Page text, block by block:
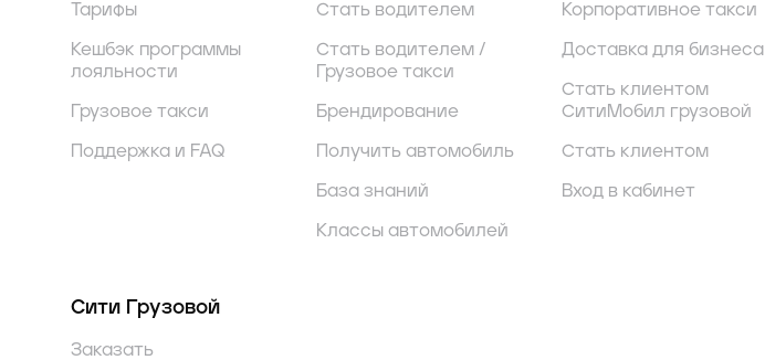
Тарифы
Кешбэк программы
лояльности
Грузовое такси
Поддержка и FAQ
Стать водителем
Стать водителем /
Грузовое такси
Брендирование
Получить автомобиль
База знаний
Классы автомобилей
Корпоративное такси
Доставка для бизнеса
Стать клиентом
СитиМобил грузовой
Стать клиентом
Вход в кабинет
Сити Грузовой
Заказать